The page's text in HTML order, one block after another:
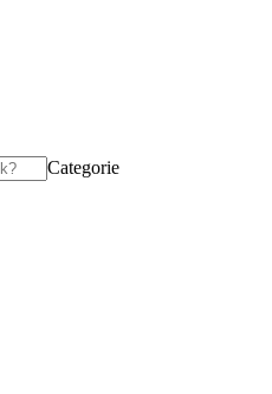
Categorie